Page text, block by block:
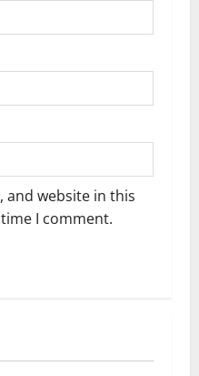
and website in this
I comment.